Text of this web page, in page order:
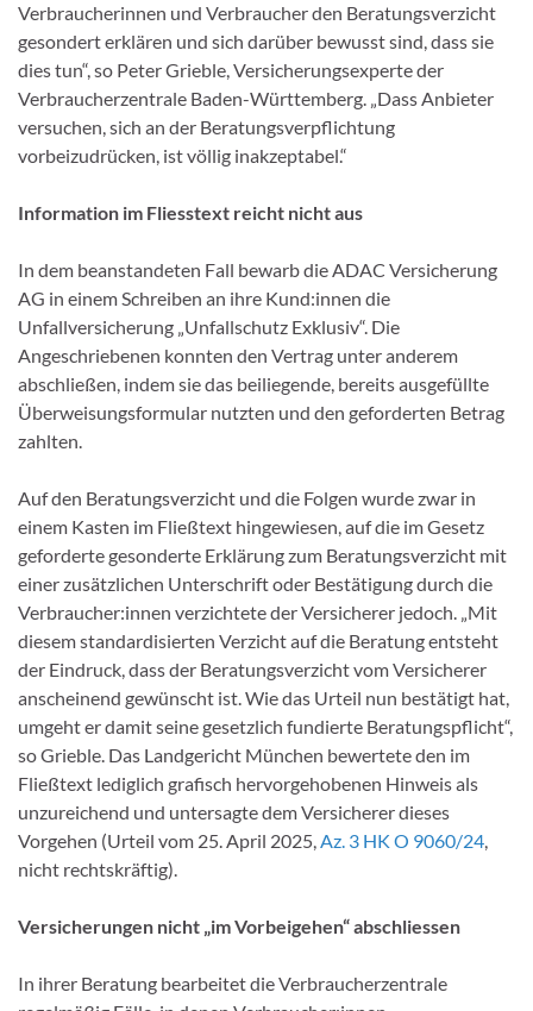
Verbraucherinnen und Verbraucher den Beratungsverzicht
gesondert erklären und sich darüber bewusst sind, dass sie
dies tun“, so Peter Grieble, Versicherungsexperte der
Verbraucherzentrale Baden-Württemberg. „Dass Anbieter
versuchen, sich an der Beratungsverpflichtung
vorbeizudrücken, ist völlig inakzeptabel.“
Information im Fliesstext reicht nicht aus
In dem beanstandeten Fall bewarb die ADAC Versicherung
AG in einem Schreiben an ihre Kund:innen die
Unfallversicherung „Unfallschutz Exklusiv“. Die
Angeschriebenen konnten den Vertrag unter anderem
abschließen, indem sie das beiliegende, bereits ausgefüllte
Überweisungsformular nutzten und den geforderten Betrag
zahlten.
Auf den Beratungsverzicht und die Folgen wurde zwar in
einem Kasten im Fließtext hingewiesen, auf die im Gesetz
geforderte gesonderte Erklärung zum Beratungsverzicht mit
einer zusätzlichen Unterschrift oder Bestätigung durch die
Verbraucher:innen verzichtete der Versicherer jedoch. „Mit
diesem standardisierten Verzicht auf die Beratung entsteht
der Eindruck, dass der Beratungsverzicht vom Versicherer
anscheinend gewünscht ist. Wie das Urteil nun bestätigt hat,
umgeht er damit seine gesetzlich fundierte Beratungspflicht“,
so Grieble. Das Landgericht München bewertete den im
Fließtext lediglich grafisch hervorgehobenen Hinweis als
unzureichend und untersagte dem Versicherer dieses
Vorgehen (Urteil vom 25. April 2025,Az. 3 HK O 9060/24,
nicht rechtskräftig).
Versicherungen nicht „im Vorbeigehen“ abschliessen
In ihrer Beratung bearbeitet die Verbraucherzentrale